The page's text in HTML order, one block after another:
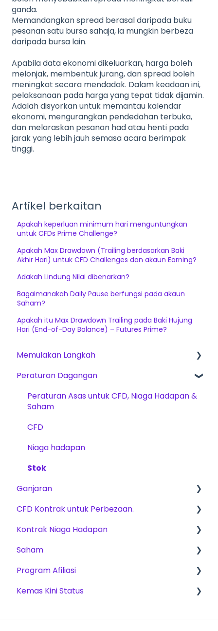
ganda.
Memandangkan spread berasal daripada buku
pesanan satu bursa sahaja, ia mungkin berbeza
daripada bursa lain.
Apabila data ekonomi dikeluarkan, harga boleh
melonjak, membentuk jurang, dan spread boleh
meningkat secara mendadak. Dalam keadaan ini,
pelaksanaan pada harga yang tepat tidak dijamin.
Adalah disyorkan untuk memantau kalendar
ekonomi, mengurangkan pendedahan terbuka,
dan melaraskan pesanan had atau henti pada
jarak yang lebih jauh semasa acara berimpak
tinggi.
Artikel berkaitan
Apakah keperluan minimum hari menguntungkan
untuk CFDs Prime Challenge?
Apakah Max Drawdown (Trailing berdasarkan Baki
Akhir Hari) untuk CFD Challenges dan akaun Earning?
Adakah Lindung Nilai dibenarkan?
Bagaimanakah Daily Pause berfungsi pada akaun
Saham?
Apakah itu Max Drawdown Trailing pada Baki Hujung
Hari (End-of-Day Balance) – Futures Prime?
Memulakan Langkah
Cara Bermula
The Trading Pit – Mengenai Kami
Peraturan Dagangan
Peraturan Asas untuk CFD, Niaga Hadapan &
Saham
CFD
Niaga hadapan
Stok
Ganjaran
Yuran
Kaedah ganjaran
CFD Kontrak untuk Perbezaan.
Produk Dagangan
Cabaran Dagangan
Platforms
Kontrak Niaga Hadapan
Pelan Penskalaan
Cabaran Dagangan
Dagangan – Data Pasaran
Saham
Cabaran Dagangan
Program Afiliasi
Pembayaran Keuntungan
Kemas Kini Status